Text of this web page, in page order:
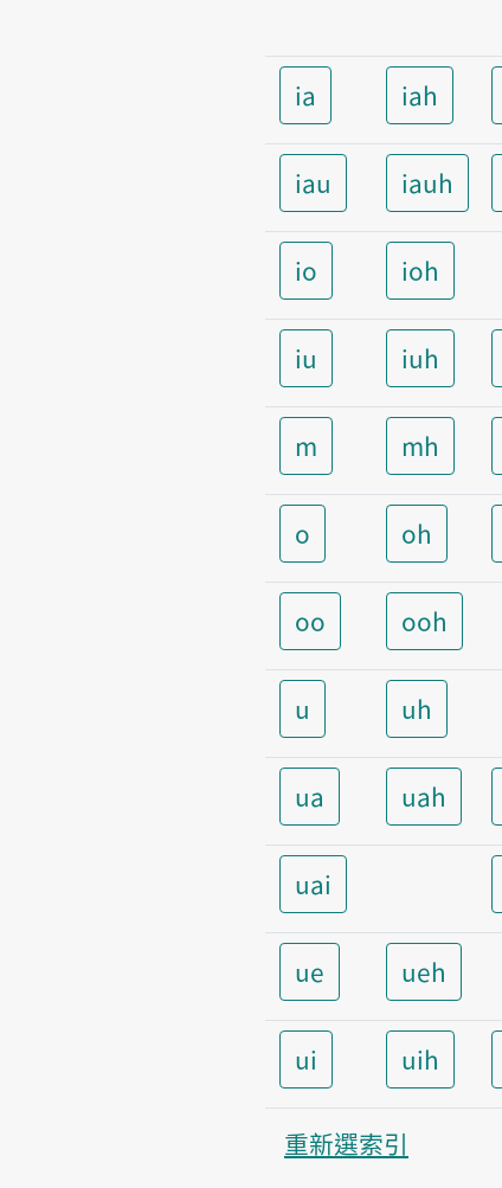
ia iah
iau iauh
io ioh
iu iuh
m mh
o oh
oo ooh
u uh
ua uah
uai
ue ueh
ui uih
重新選索引